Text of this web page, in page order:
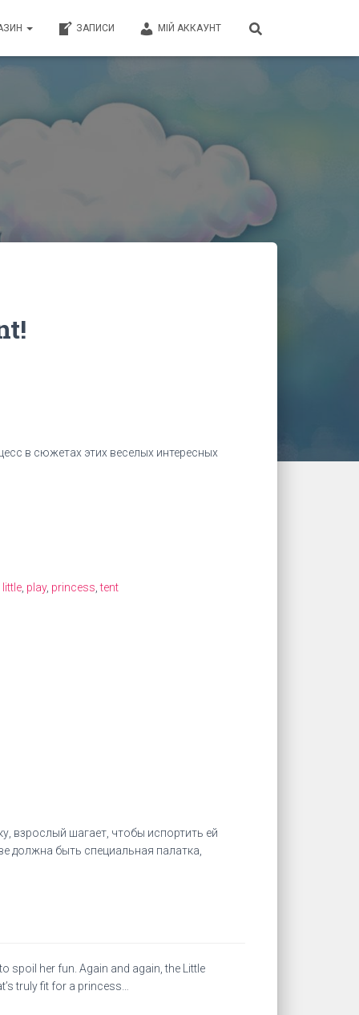
ЗАПИСИ МІЙ АККАУНТ
в сюжетах этих веселых интересных
little play, princess ,tent
взрослый шагает, чтобы испортить ей
должна быть специальная палатка,
spoil her fun. Again and again, the Little
truly fit for a princess…